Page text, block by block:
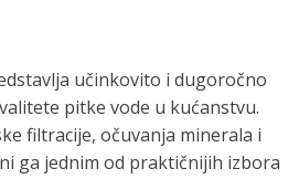
učinkovito i dugoročno
pitke vode u kućanstvu.
filtracije, očuvanja minerala i
ga jednim od praktičnijih izbora